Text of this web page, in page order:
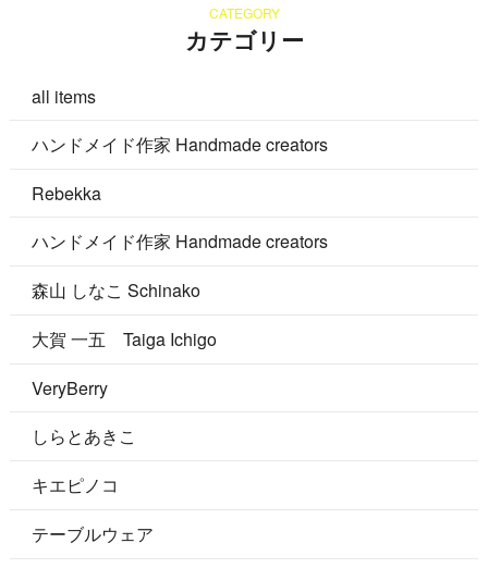
CATEGORY
カテゴリー
all items
ハンドメイド作家 Handmade creators
Rebekka
ハンドメイド作家 Handmade creators
森山 しなこ Schinako
大賀 一五 Taiga Ichigo
VeryBerry
しらとあきこ
キエピノコ
テーブルウェア